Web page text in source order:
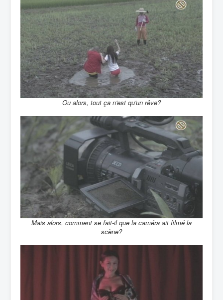
Ou alors, tout ça n'est qu'un rêve?
Mais alors, comment se fait-il que la caméra ait filmé la
scène?